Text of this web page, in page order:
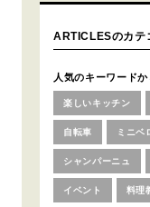
人気のキーワード
楽しいキッチン
自転車 ミニベ
シャンパーニュ
イベント 料理